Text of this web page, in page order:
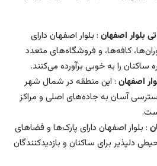
بلوار اصفهان : بلوار اصفهان دارای
کافه‌ها، و فروشگاه‌های متعدد
ساکنان را به خوبی برآورده می‌کنند.
اصفهان : این منطقه در شمال شهر
آسان به جاده‌های اصلی و مراکز
: بلوار اصفهان دارای پارک‌ها و فضاهای
دلپذیر برای ساکنان و بازدیدکنندگان